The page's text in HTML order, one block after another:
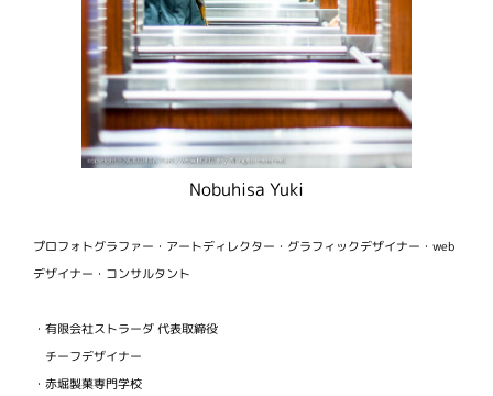
Nobuhisa Yuki
プロフォトグラファー・アートディレクター・グラフィックデザイナー・web
デザイナー・コンサルタント
・有限会社ストラーダ 代表取締役
チーフデザイナー
・赤堀製菓専門学校